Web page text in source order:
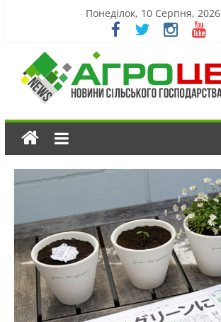
Понеділок, 10 Серпня, 2026